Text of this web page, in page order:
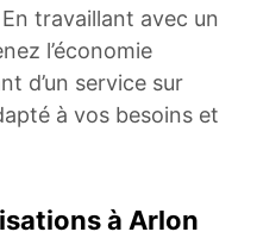
travaillant avec un
l’économie
d’un service sur
à vos besoins et
à Arlon